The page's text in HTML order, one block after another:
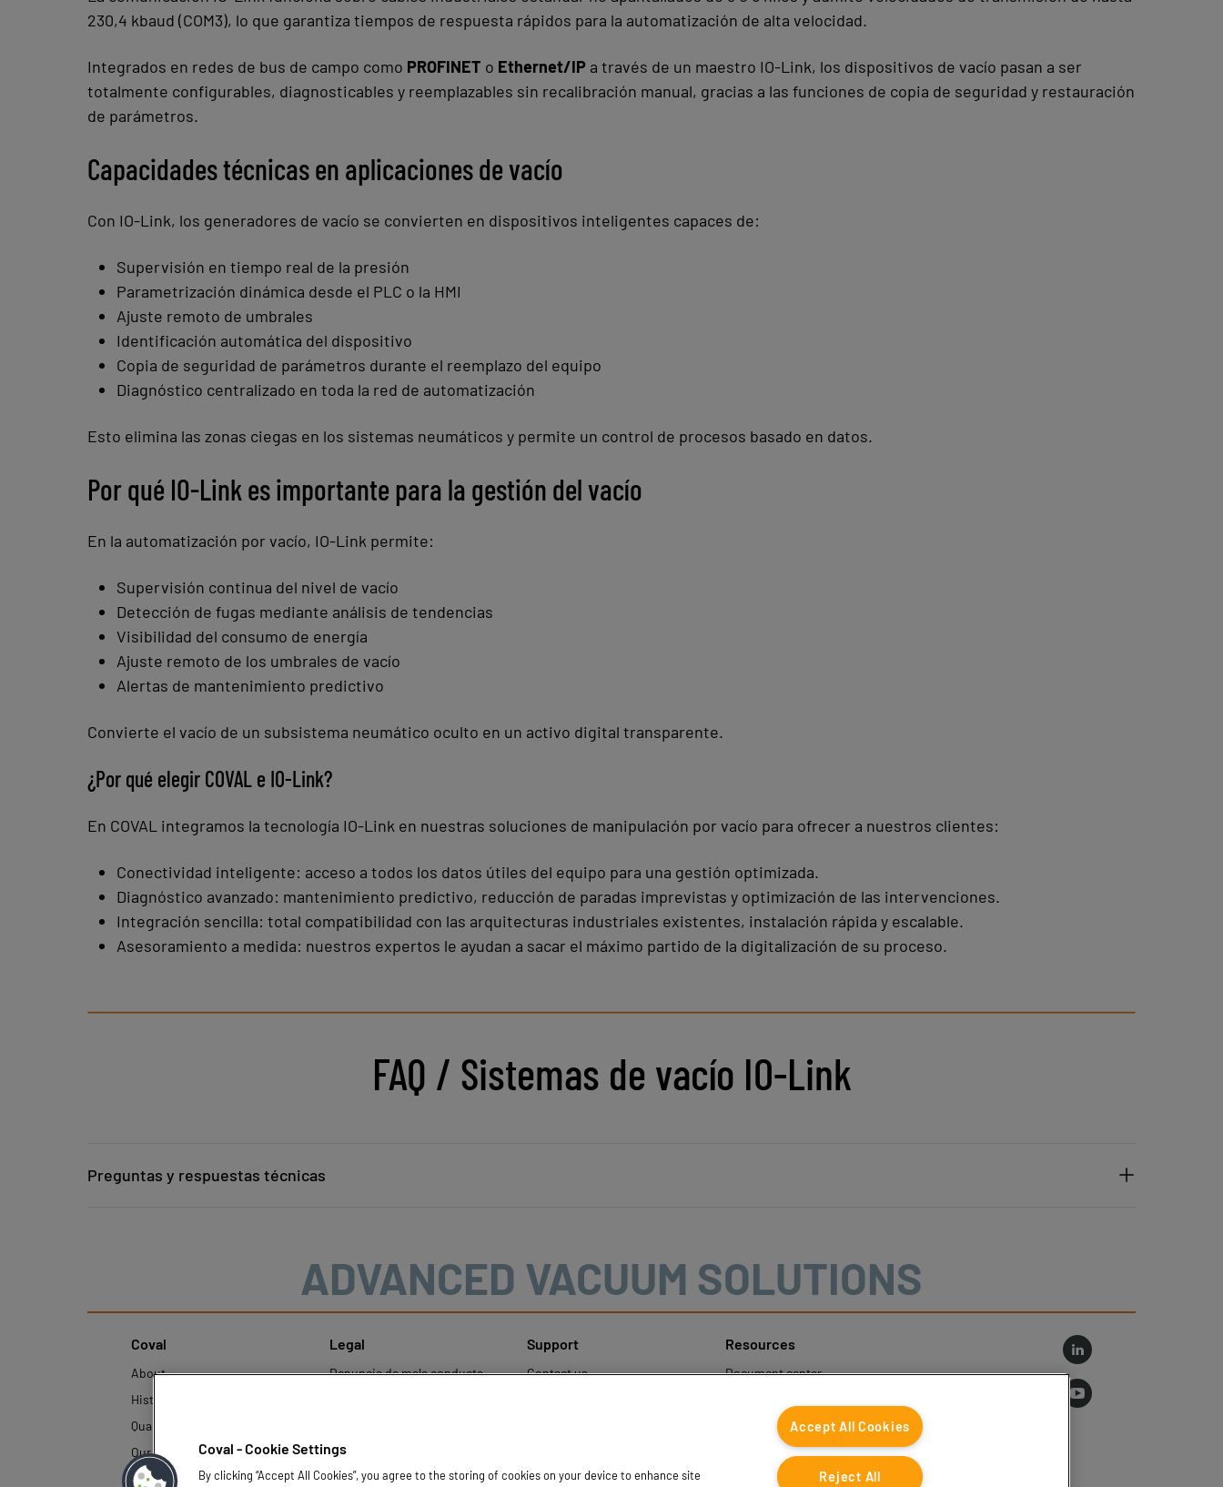
230,4 kbaud (COM3), lo que garantiza tiempos de respuesta rápidos para la automatización de alta velocidad.
Integrados en redes de bus de campo como PROFINET o Ethernet/IP a través de un maestro IO-Link, los dispositivos de vacío pasan a ser
totalmente configurables, diagnosticables y reemplazables sin recalibración manual, gracias a las funciones de copia de seguridad y restauración
de parámetros.
Capacidades técnicas en aplicaciones de vacío
Con IO-Link, los generadores de vacío se convierten en dispositivos inteligentes capaces de:
Supervisión en tiempo real de la presión
Parametrización dinámica desde el PLC o la HMI
Ajuste remoto de umbrales
Identificación automática del dispositivo
Copia de seguridad de parámetros durante el reemplazo del equipo
Diagnóstico centralizado en toda la red de automatización
Esto elimina las zonas ciegas en los sistemas neumáticos y permite un control de procesos basado en datos.
Por qué IO-Link es importante para la gestión del vacío
En la automatización por vacío, IO-Link permite:
Supervisión continua del nivel de vacío
Detección de fugas mediante análisis de tendencias
Visibilidad del consumo de energía
Ajuste remoto de los umbrales de vacío
Alertas de mantenimiento predictivo
Convierte el vacío de un subsistema neumático oculto en un activo digital transparente.
¿Por qué elegir COVAL e IO-Link?
En COVAL integramos la tecnología IO-Link en nuestras soluciones de manipulación por vacío para ofrecer a nuestros clientes:
Conectividad inteligente: acceso a todos los datos útiles del equipo para una gestión optimizada.
Diagnóstico avanzado: mantenimiento predictivo, reducción de paradas imprevistas y optimización de las intervenciones.
Integración sencilla: total compatibilidad con las arquitecturas industriales existentes, instalación rápida y escalable.
Asesoramiento a medida: nuestros expertos le ayudan a sacar el máximo partido de la digitalización de su proceso.
FAQ / Sistemas de vacío IO-Link
Preguntas y respuestas técnicas
ADVANCED VACUUM SOLUTIONS
Coval
About
History
Quality and innovation
Our technologies
Legal
Denuncia de mala conducta
datos personales
Support
Contact us
Resources
Document center
Coval - Cookie Settings
By clicking “Accept All Cookies”, you agree to the storing of cookies on your device to enhance site
Accept All Cookies
Reject All